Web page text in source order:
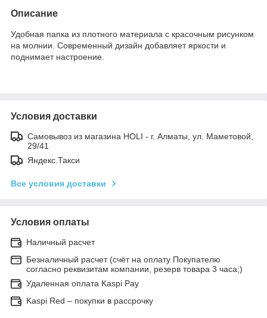
Описание
Удобная папка из плотного материала с красочным рисунком
на молнии. Современный дизайн добавляет яркости и
поднимает настроение.
Условия доставки
Самовывоз из магазина HOLI - г. Алматы, ул. Маметовой,
29/41
Яндекс.Такси
Все условия доставки
Условия оплаты
Наличный расчет
Безналичный расчет (счёт на оплату Покупателю
согласно реквизитам компании, резерв товара 3 часа;)
Удаленная оплата Kaspi Pay
Kaspi Red – покупки в рассрочку